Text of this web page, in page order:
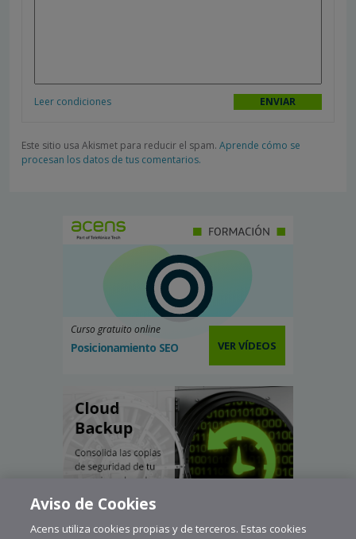
Leer condiciones
Este sitio usa Akismet para reducir el spam. Aprende cómo se
procesan los datos de tus comentarios.
Curso gratuito online
Posicionamiento SEO VER VÍDEOS
Aviso de Cookies
Acens utiliza cookies propias y de terceros. Estas cookies